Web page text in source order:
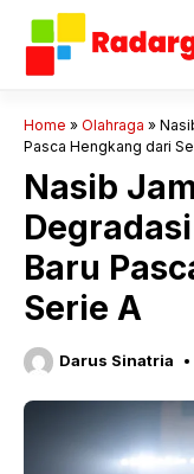
Langsung
Home » Olahraga »
Pasca Hengkang dari
Nasib
Baru
Serie A
Darus Sinatria